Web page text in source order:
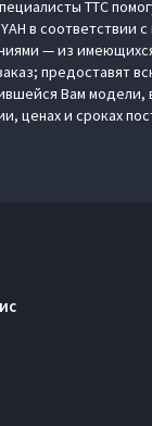
ТТС
в соответствии
— из
предоставят
Вам модели,
ценах и сроках